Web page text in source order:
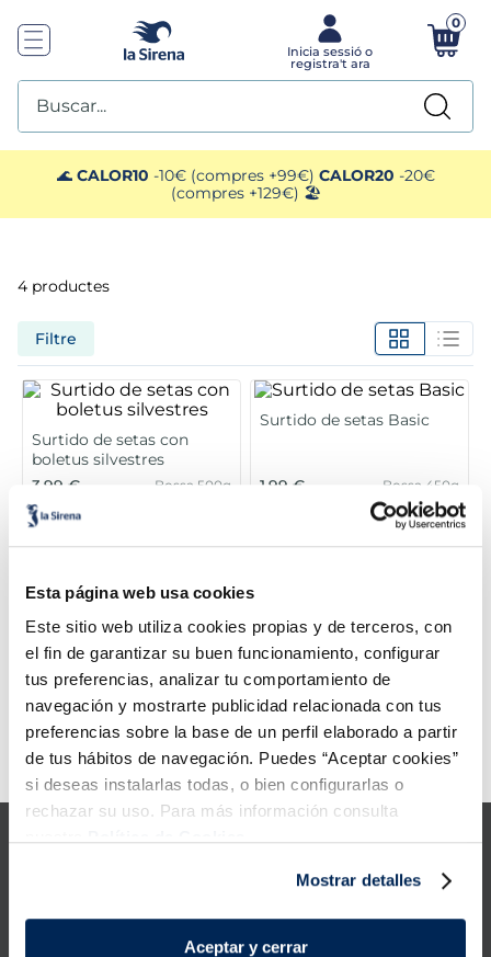
Esta página web usa cookies
Este sitio web utiliza cookies propias y de terceros, con
el fin de garantizar su buen funcionamiento, configurar
tus preferencias, analizar tu comportamiento de
navegación y mostrarte publicidad relacionada con tus
preferencias sobre la base de un perfil elaborado a partir
de tus hábitos de navegación. Puedes “Aceptar cookies”
si deseas instalarlas todas, o bien configurarlas o
rechazar su uso. Para más información consulta
Mostrar detalles
Aceptar y cerrar
0
Buscar...
🌊 CALOR10 -10€ (compres +99€) CALOR20 -20€
(compres +129€) 🏖️
4 productes
Filtre
Surtido de setas con
boletus silvestres
3,99 €
Bossa 500g
Surtido de setas Basic
1,99 € Bossa 450g
Añadir
Boletus troceados
Premium
5,99 €
Bossa 300 g
Mezcla de setas silvestres
Premium
6,99 €
Bossa 300 g
Error:Request failed with status code 429
Productes
TOP SEARCHES
1. helados sirena
2 gambas
patatas
4. gamba
. verduras
6 croquetas
7. canelones
8. listísimos
9. gambon
10. pollo